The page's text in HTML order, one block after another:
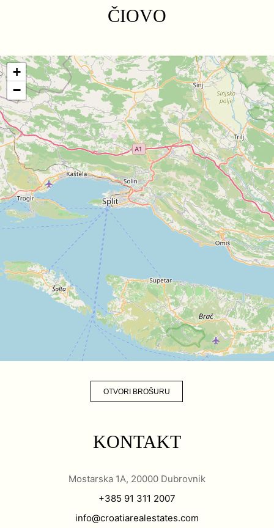
ČIOVO
+
−
OTVORI BROŠURU
KONTAKT
Mostarska 1A, 20000 Dubrovnik
+385 91 311 2007
info@croatiarealestates.com